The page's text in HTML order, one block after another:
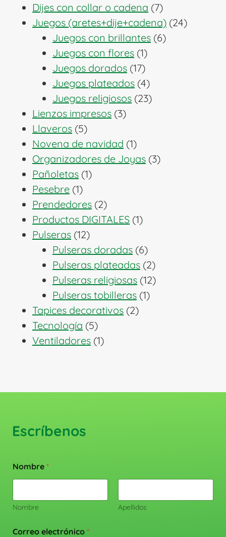
productos
Dijes con collar o cadena 77
productos
Juegos (aretes+dije+cadena) 2424
Juegos con brillantes 66
Juegos con flores 11
producto
Juegos dorados 1717
productos
Juegos plateados 44
productos
Juegos religiosos 2323
Lienzos impresos 33
Llaveros 55
productos
Novena de navidad 11
producto
Organizadores de Joyas 33
Pañoletas 11
Pesebre 11
producto
Prendedores 22
productos
Productos DIGITALES 11
Pulseras 1212
productos
Pulseras doradas 66
productos
Pulseras plateadas 22
productos
Pulseras religiosas 1212
Pulseras tobilleras 11
Tapices decorativos 22
Tecnología 55
productos
Ventiladores 11
Escríbenos
Nombre *
Nombre Apellidos
Correo electrónico *